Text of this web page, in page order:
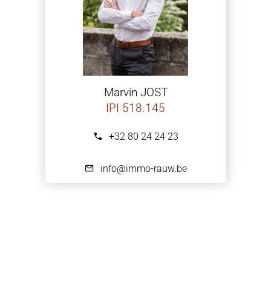
Marvin JOST
IPI 518.145
+32 80 24 24 23
info@immo-rauw.be